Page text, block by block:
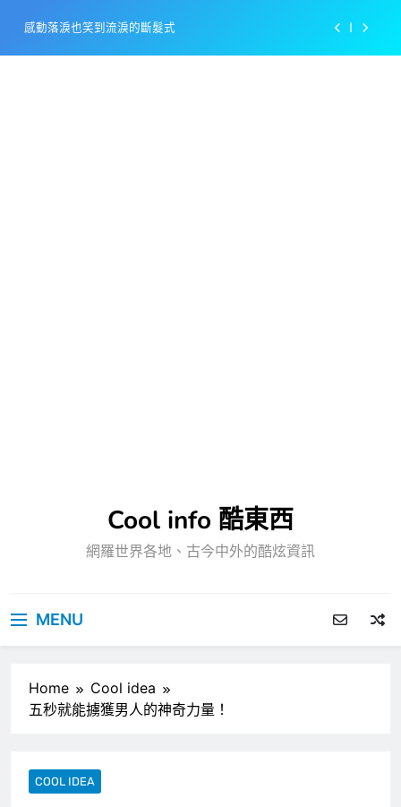
content
百事可樂的漢堡日廣告 主動向三大連鎖店招手
Cool info 酷東西
網羅世界各地、古今中外的酷炫資訊
MENU
Home
Cool idea
五秒就能擄獲男人的神奇力量！
COOL IDEA